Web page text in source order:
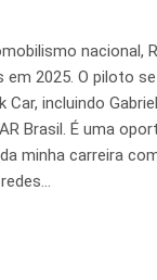
nacional,
em 2025. O piloto
incluindo
Brasil. É uma
minha carreira